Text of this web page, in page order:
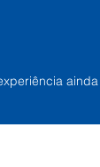
ainda